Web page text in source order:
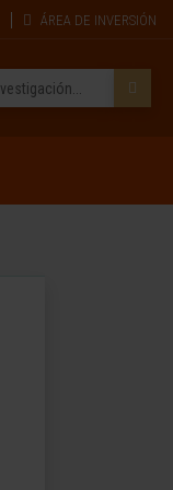
ÁREA DE INVERSIÓN